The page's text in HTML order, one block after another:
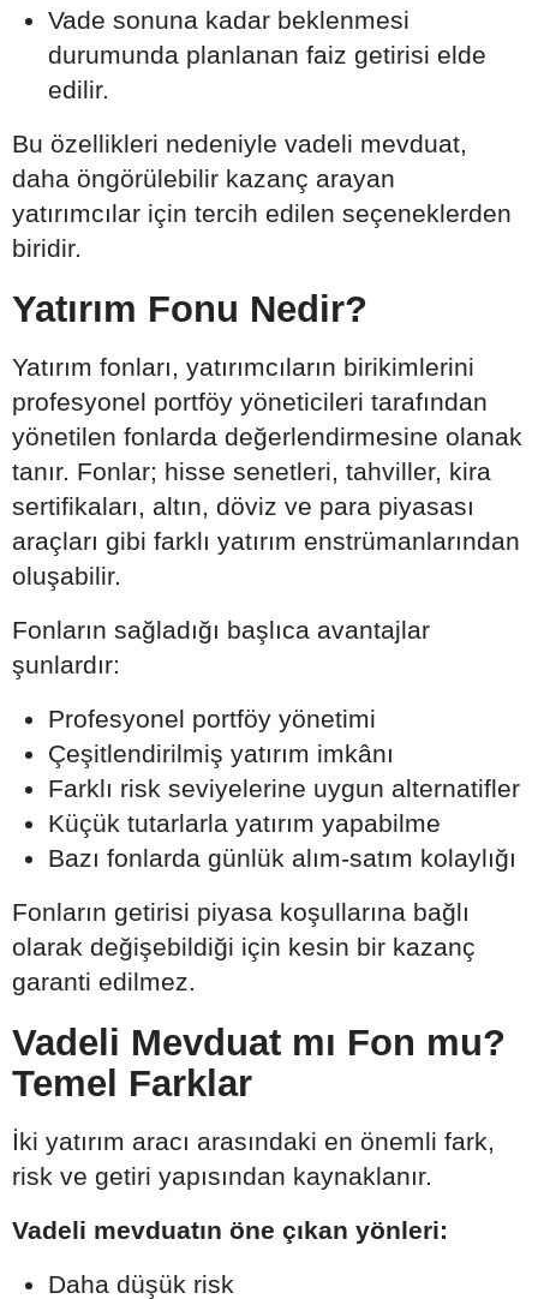
Vade sonuna kadar beklenmesi
durumunda planlanan faiz getirisi elde
edilir.
Bu özellikleri nedeniyle vadeli mevduat,
daha öngörülebilir kazanç arayan
yatırımcılar için tercih edilen seçeneklerden
biridir.
Yatırım Fonu Nedir?
Yatırım fonları, yatırımcıların birikimlerini
profesyonel portföy yöneticileri tarafından
yönetilen fonlarda değerlendirmesine olanak
tanır. Fonlar; hisse senetleri, tahviller, kira
sertifikaları, altın, döviz ve para piyasası
araçları gibi farklı yatırım enstrümanlarından
oluşabilir.
Fonların sağladığı başlıca avantajlar
şunlardır:
Profesyonel portföy yönetimi
Çeşitlendirilmiş yatırım imkânı
Farklı risk seviyelerine uygun alternatifler
Küçük tutarlarla yatırım yapabilme
Bazı fonlarda günlük alım-satım kolaylığı
Fonların getirisi piyasa koşullarına bağlı
olarak değişebildiği için kesin bir kazanç
garanti edilmez.
Vadeli Mevduat mı Fon mu?
Temel Farklar
İki yatırım aracı arasındaki en önemli fark,
risk ve getiri yapısından kaynaklanır.
Vadeli mevduatın öne çıkan yönleri:
Daha düşük risk